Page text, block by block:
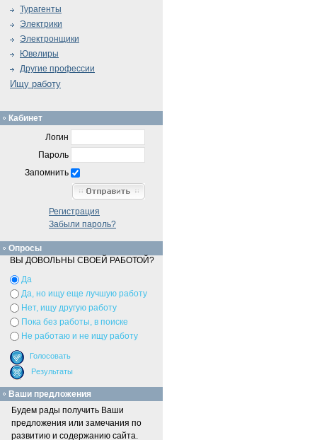
Турагенты
Электрики
Электронщики
Ювелиры
Другие профессии
Ищу работу
Кабинет
Логин
Пароль
Запомнить
Регистрация
Забыли пароль?
Опросы
ВЫ ДОВОЛЬНЫ СВОЕЙ РАБОТОЙ?
Да
Да, но ищу еще лучшую работу
Нет, ищу другую работу
Пока без работы, в поиске
Не работаю и не ищу работу
Ваши предложения
Будем рады получить Ваши
предложения или замечания по
развитию и содержанию сайта.